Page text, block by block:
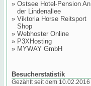
» Ostsee Hotel-Pension An
der Lindenallee
» Viktoria Horse Reitsport
Shop
» Webhoster Online
» P3XHosting
» MYWAY GmbH
Besucherstatistik
Gezählt seit dem 10.02.2016